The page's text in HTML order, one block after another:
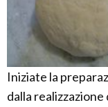
Iniziate la
dalla